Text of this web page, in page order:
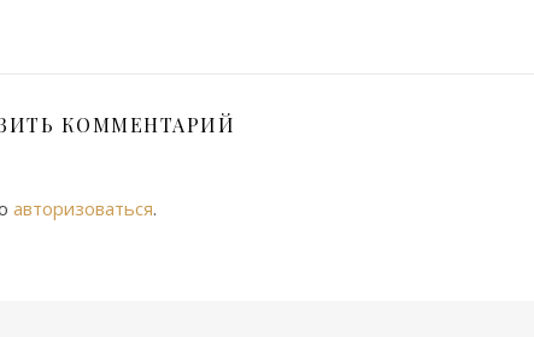
КОММЕНТАРИЙ
авторизоваться.